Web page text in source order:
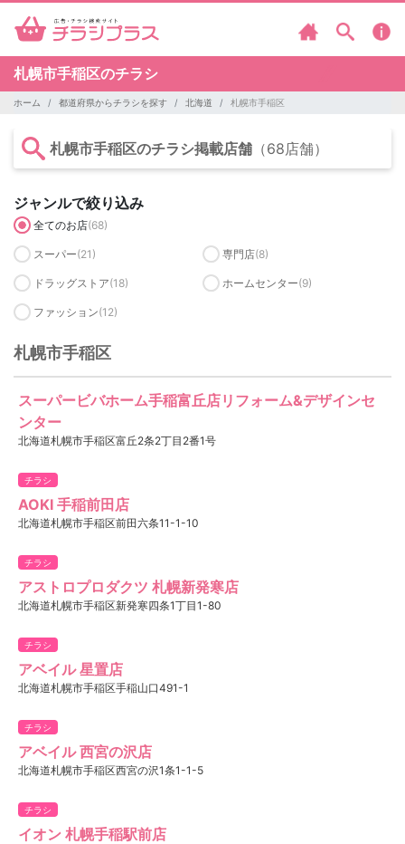
札幌市手稲区のチラシ
ホーム 都道府県からチラシを探す 北海道 札幌市手稲区
札幌市手稲区のチラシ掲載店舗 （68店舗）
ジャンルで絞り込み
全てのお店(68)
スーパー(21) 専門店(8)
ドラッグストア(18) ホームセンター(9)
ファッション(12)
札幌市手稲区
スーパービバホーム手稲富丘店リフォーム&デザインセ
ンター
北海道札幌市手稲区富丘2条2丁目2番1号
チラシ
AOKI 手稲前田店
北海道札幌市手稲区前田六条11-1-10
チラシ
アストロプロダクツ 札幌新発寒店
北海道札幌市手稲区新発寒四条1丁目1-80
チラシ
アベイル 星置店
北海道札幌市手稲区手稲山口491-1
チラシ
アベイル 西宮の沢店
北海道札幌市手稲区西宮の沢1条1-1-5
チラシ
イオン 札幌手稲駅前店